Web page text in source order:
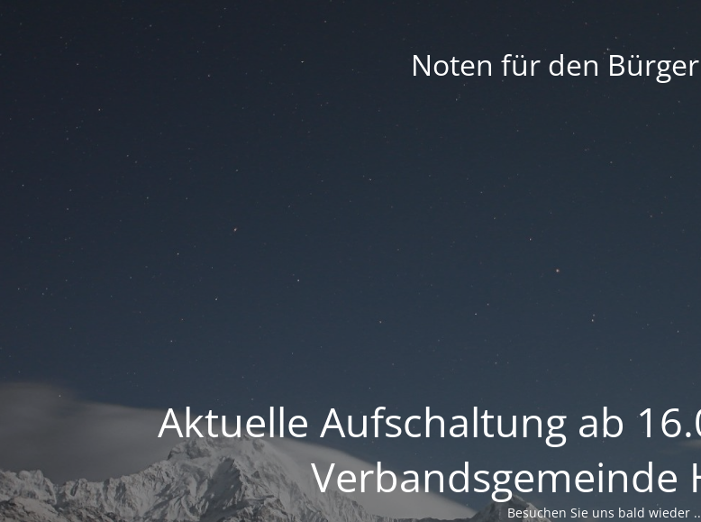
Noten für den
Aktuelle Aufschaltung ab
Verbandsgemeinde
Besuchen Sie uns bald wieder